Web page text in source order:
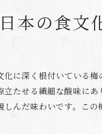
日本の食文
に深く根付いている
たせる繊細な酸味に
んだ味わいです。こ